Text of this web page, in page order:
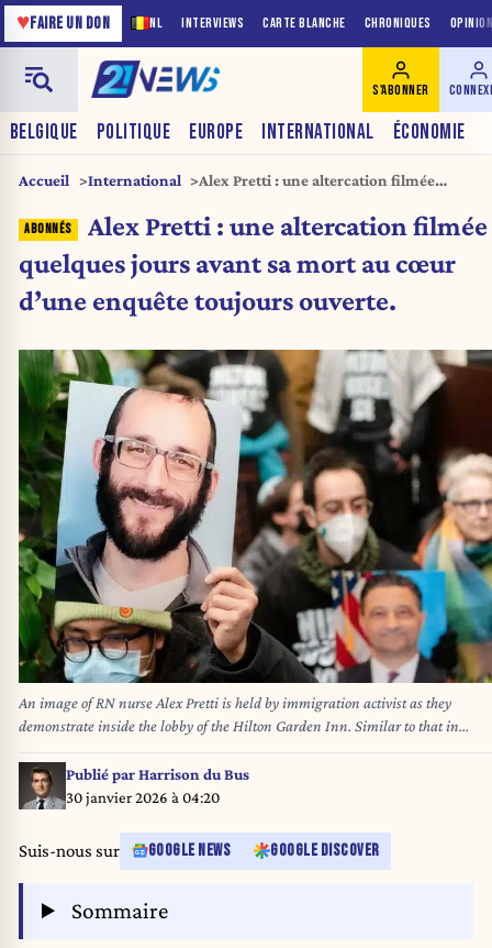
NL INTERVIEWS CARTE BLANCHE CHRONIQUES
♥FAIRE UN DON
BELGIQUE POLITIQUE EUROPE INTERNATIONAL ÉCONOMIE
S'ABONNER
Accueil International
Alex Pretti : une altercation filmée
d’une enquête toujours ouverte.
Alex Pretti : une altercation filmée
quelques jours avant sa mort au cœur
d’une enquête toujours ouverte.
An image of RN nurse Alex Pretti is held by immigration activist as they
demonstrate inside the lobby of the Hilton Garden Inn. Similar to that in
Minneapolis, Minnesota, activists stormed the hotel, which was reported to
Immigration and Customs Enforcement agents. - Derek French / SOPA
Images//SOPAIMAGES_NY_ImmigrationHiltonInn27JAN26_0009/
Publié parHarrison du Bus
30 janvier 2026 à 04:20
Suis-nous sur GOOGLE NEWS GOOGLE DISCOVER
Sommaire